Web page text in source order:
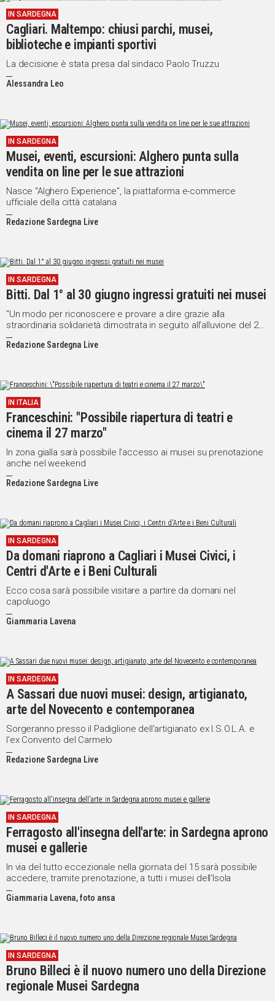
IN SARDEGNA
Cagliari. Maltempo: chiusi parchi, musei,
biblioteche e impianti sportivi
La decisione è stata presa dal sindaco Paolo Truzzu
Alessandra Leo
IN SARDEGNA
Musei, eventi, escursioni: Alghero punta sulla
vendita on line per le sue attrazioni
Nasce "Alghero Experience", la piattaforma e-commerce
ufficiale della città catalana
Redazione Sardegna Live
IN SARDEGNA
Bitti. Dal 1° al 30 giugno ingressi gratuiti nei musei
"Un modo per riconoscere e provare a dire grazie alla
straordinaria solidarietà dimostrata in seguito all’alluvione del 28
novembre 2020"
Redazione Sardegna Live
IN ITALIA
Franceschini: "Possibile riapertura di teatri e
cinema il 27 marzo"
In zona gialla sarà possibile l'accesso ai musei su prenotazione
anche nel weekend
Redazione Sardegna Live
IN SARDEGNA
Da domani riaprono a Cagliari i Musei Civici, i
Centri d'Arte e i Beni Culturali
Ecco cosa sarà possibile visitare a partire da domani nel
capoluogo
Giammaria Lavena
IN SARDEGNA
A Sassari due nuovi musei: design, artigianato,
arte del Novecento e contemporanea
Sorgeranno presso il Padiglione dell'artigianato ex I.S.O.L.A. e
l'ex Convento del Carmelo
Redazione Sardegna Live
IN SARDEGNA
Ferragosto all'insegna dell'arte: in Sardegna aprono
musei e gallerie
In via del tutto eccezionale nella giornata del 15 sarà possibile
accedere, tramite prenotazione, a tutti i musei dell'Isola
Giammaria Lavena, foto ansa
IN SARDEGNA
Bruno Billeci è il nuovo numero uno della Direzione
regionale Musei Sardegna